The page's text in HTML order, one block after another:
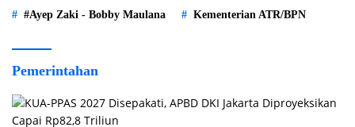
#Ayep Zaki - Bobby Maulana Kementerian ATR/BPN
Pemerintahan